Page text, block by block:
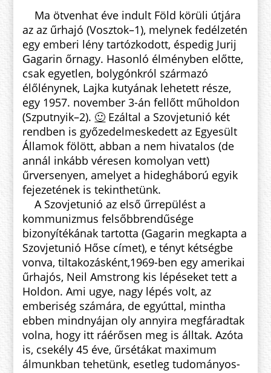
Ma ötvenhat éve indult Föld körüli útjára
az az űrhajó (Vosztok–1), melynek fedélzetén
egy emberi lény tartózkodott, éspedig Jurij
Gagarin őrnagy. Hasonló élményben előtte,
csak egyetlen, bolygónkról származó
élőlénynek, Lajka kutyának lehetett része,
egy 1957. november 3-án fellőtt műholdon
(Szputnyik–2). 🙂 Ezáltal a Szovjetunió két
rendben is győzedelmeskedett az Egyesült
Államok fölött, abban a nem hivatalos (de
annál inkább véresen komolyan vett)
űrversenyen, amelyet a hidegháború egyik
fejezetének is tekinthetünk.
A Szovjetunió az első űrrepülést a
kommunizmus felsőbbrendűsége
bizonyítékának tartotta (Gagarin megkapta a
Szovjetunió Hőse címet), e tényt kétségbe
vonva, tiltakozásként,1969-ben egy amerikai
űrhajós, Neil Amstrong kis lépéseket tett a
Holdon. Ami ugye, nagy lépés volt, az
emberiség számára, de egyúttal, mintha
ebben mindnyájan oly annyira megfáradtak
volna, hogy itt ráérősen meg is álltak. Azóta
is, csekély 45 éve, űrsétákat maximum
álmunkban tehetünk, esetleg tudományos-